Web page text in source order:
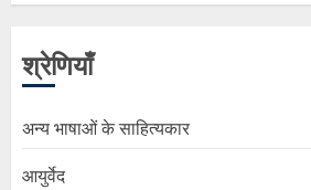
श्रेणियाँ
अन्य भाषाओं के साहित्यकार
आयुर्वेद